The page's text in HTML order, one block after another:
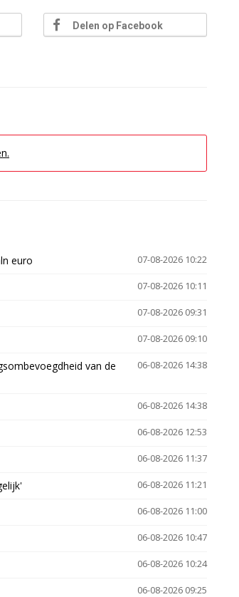
Delen op Facebook
07-08-2026 10:22
euro
07-08-2026 10:11
07-08-2026 09:31
07-08-2026 09:10
06-08-2026 14:38
van de
06-08-2026 14:38
06-08-2026 12:53
06-08-2026 11:37
06-08-2026 11:21
06-08-2026 11:00
06-08-2026 10:47
06-08-2026 10:24
06-08-2026 09:25